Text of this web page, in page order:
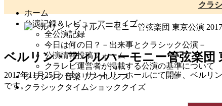
移
ホーム
公演記録＆レビューアーカイブ
全公演記録
今日は何の日？－出来事とクラシック公演－
公演情報投稿フォーム
クラレビ運営者が掲載する公演の基準について
クラシック音楽リファレンス
クラシックタイムショッククイズ
クラ
ベルリン・フィルハーモニー管弦楽団
2017年11月25日（土）サントリーホールにて開催、ベル
です。